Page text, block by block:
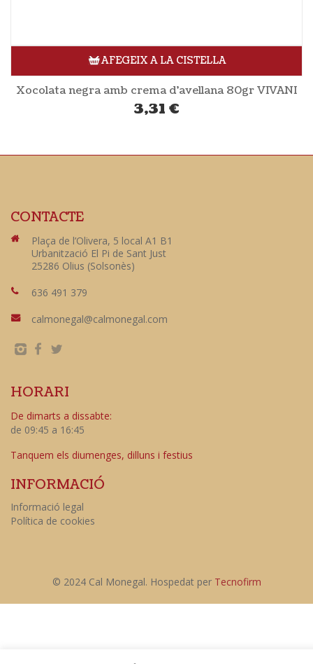
AFEGEIX A LA CISTELLA
Xocolata negra amb crema d’avellana 80gr VIVANI
3,31 €
CONTACTE
Plaça de l’Olivera, 5 local A1 B1
Urbanització El Pi de Sant Just
25286 Olius (Solsonès)
636 491 379
calmonegal@calmonegal.com
HORARI
De dimarts a dissabte:
de 09:45 a 16:45
Tanquem els diumenges, dilluns i festius
INFORMACIÓ
Informació legal
Política de cookies
© 2024 Cal Monegal. Hospedat per Tecnofirm